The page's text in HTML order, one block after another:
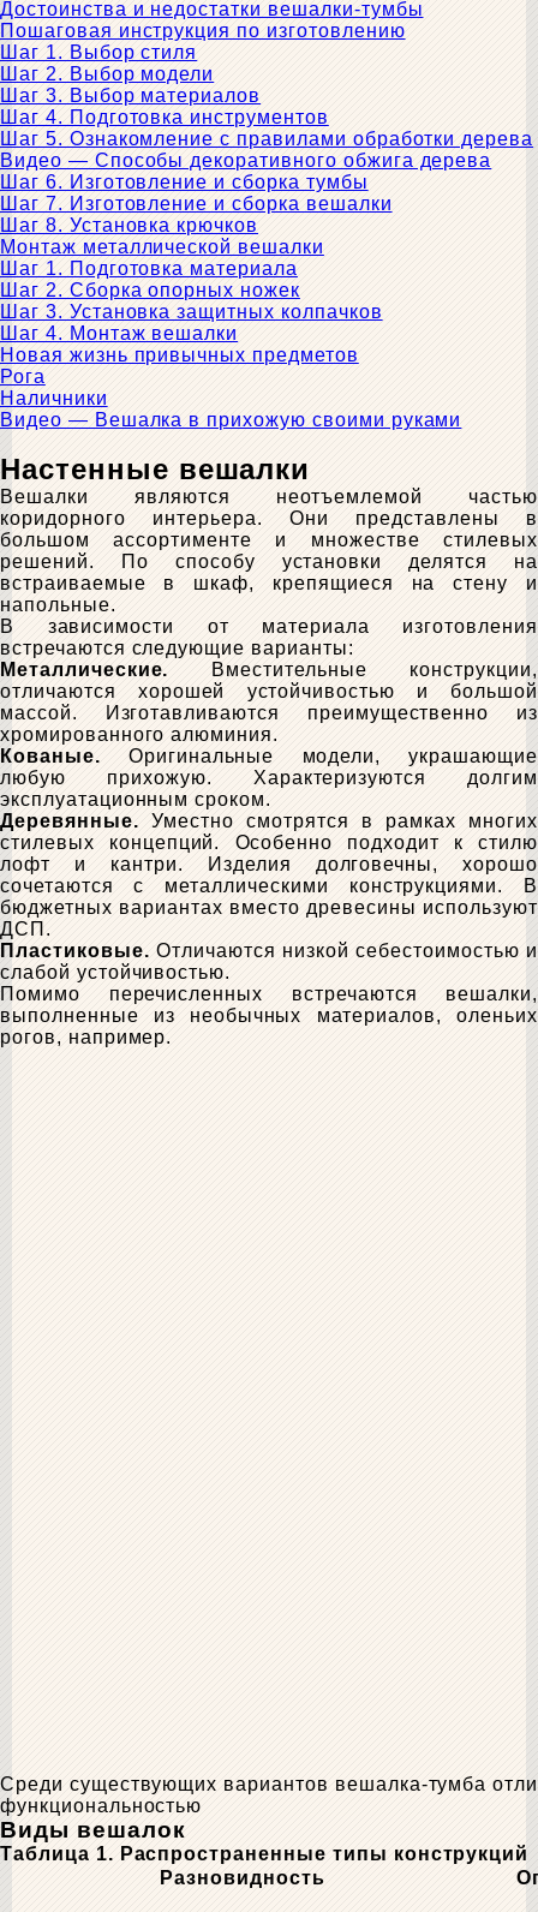
Достоинства и недостатки вешалки-тумбы
Пошаговая инструкция по изготовлению
Шаг 1. Выбор стиля
Шаг 2. Выбор модели
Шаг 3. Выбор материалов
Шаг 4. Подготовка инструментов
Шаг 5. Ознакомление с правилами обработки дерева
Видео — Способы декоративного обжига дерева
Шаг 6. Изготовление и сборка тумбы
Шаг 7. Изготовление и сборка вешалки
Шаг 8. Установка крючков
Монтаж металлической вешалки
Шаг 1. Подготовка материала
Шаг 2. Сборка опорных ножек
Шаг 3. Установка защитных колпачков
Шаг 4. Монтаж вешалки
Новая жизнь привычных предметов
Рога
Наличники
Видео — Вешалка в прихожую своими руками
Настенные вешалки
Вешалки являются неотъемлемой частью
коридорного интерьера. Они представлены в
большом ассортименте и множестве стилевых
решений. По способу установки делятся на
встраиваемые в шкаф, крепящиеся на стену и
напольные.
В зависимости от материала изготовления
встречаются следующие варианты:
Металлические. Вместительные конструкции,
отличаются хорошей устойчивостью и большой
массой. Изготавливаются преимущественно из
хромированного алюминия.
Кованые. Оригинальные модели, украшающие
любую прихожую. Характеризуются долгим
эксплуатационным сроком.
Деревянные. Уместно смотрятся в рамках многих
стилевых концепций. Особенно подходит к стилю
лофт и кантри. Изделия долговечны, хорошо
сочетаются с металлическими конструкциями. В
бюджетных вариантах вместо древесины используют
ДСП.
Пластиковые. Отличаются низкой себестоимостью и
слабой устойчивостью.
Помимо перечисленных встречаются вешалки,
выполненные из необычных материалов, оленьих
рогов, например.
Среди существующих вариантов вешалка-тумба
функциональностью
Виды вешалок
Таблица 1. Распространенные типы конструкций
Разновидность